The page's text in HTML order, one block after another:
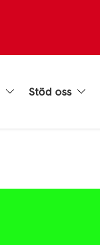
Stöd oss